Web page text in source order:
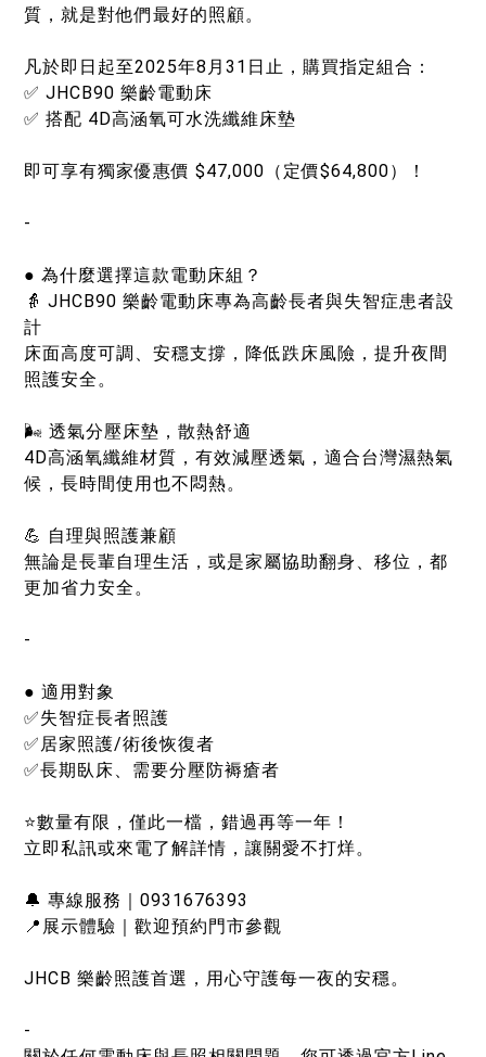
質，就是對他們最好的照顧。
凡於即日起至2025年8月31日止，購買指定組合：
✅ JHCB90 樂齡電動床
✅ 搭配 4D高涵氧可水洗纖維床墊
即可享有獨家優惠價 $47,000（定價$64,800）！
-
● 為什麼選擇這款電動床組？
👵 JHCB90 樂齡電動床專為高齡長者與失智症患者設
計
床面高度可調、安穩支撐，降低跌床風險，提升夜間
照護安全。
🌬 透氣分壓床墊，散熱舒適
4D高涵氧纖維材質，有效減壓透氣，適合台灣濕熱氣
候，長時間使用也不悶熱。
💪 自理與照護兼顧
無論是長輩自理生活，或是家屬協助翻身、移位，都
更加省力安全。
-
● 適用對象
✅失智症長者照護
✅居家照護/術後恢復者
✅長期臥床、需要分壓防褥瘡者
⭐數量有限，僅此一檔，錯過再等一年！
立即私訊或來電了解詳情，讓關愛不打烊。
🔔 專線服務｜0931676393
📍展示體驗｜歡迎預約門市參觀
JHCB 樂齡照護首選，用心守護每一夜的安穩。
-